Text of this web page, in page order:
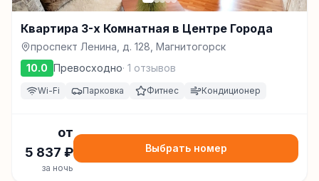
Квартира 3-х Комнатная в Центре Города
проспект Ленина, д. 128, Магнитогорск
10.0 Превосходно· 1 отзывов
Wi-Fi Парковка Фитнес Кондиционер
от
5 837 ₽
за ночь
Выбрать номер